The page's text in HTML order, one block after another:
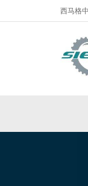
西马格